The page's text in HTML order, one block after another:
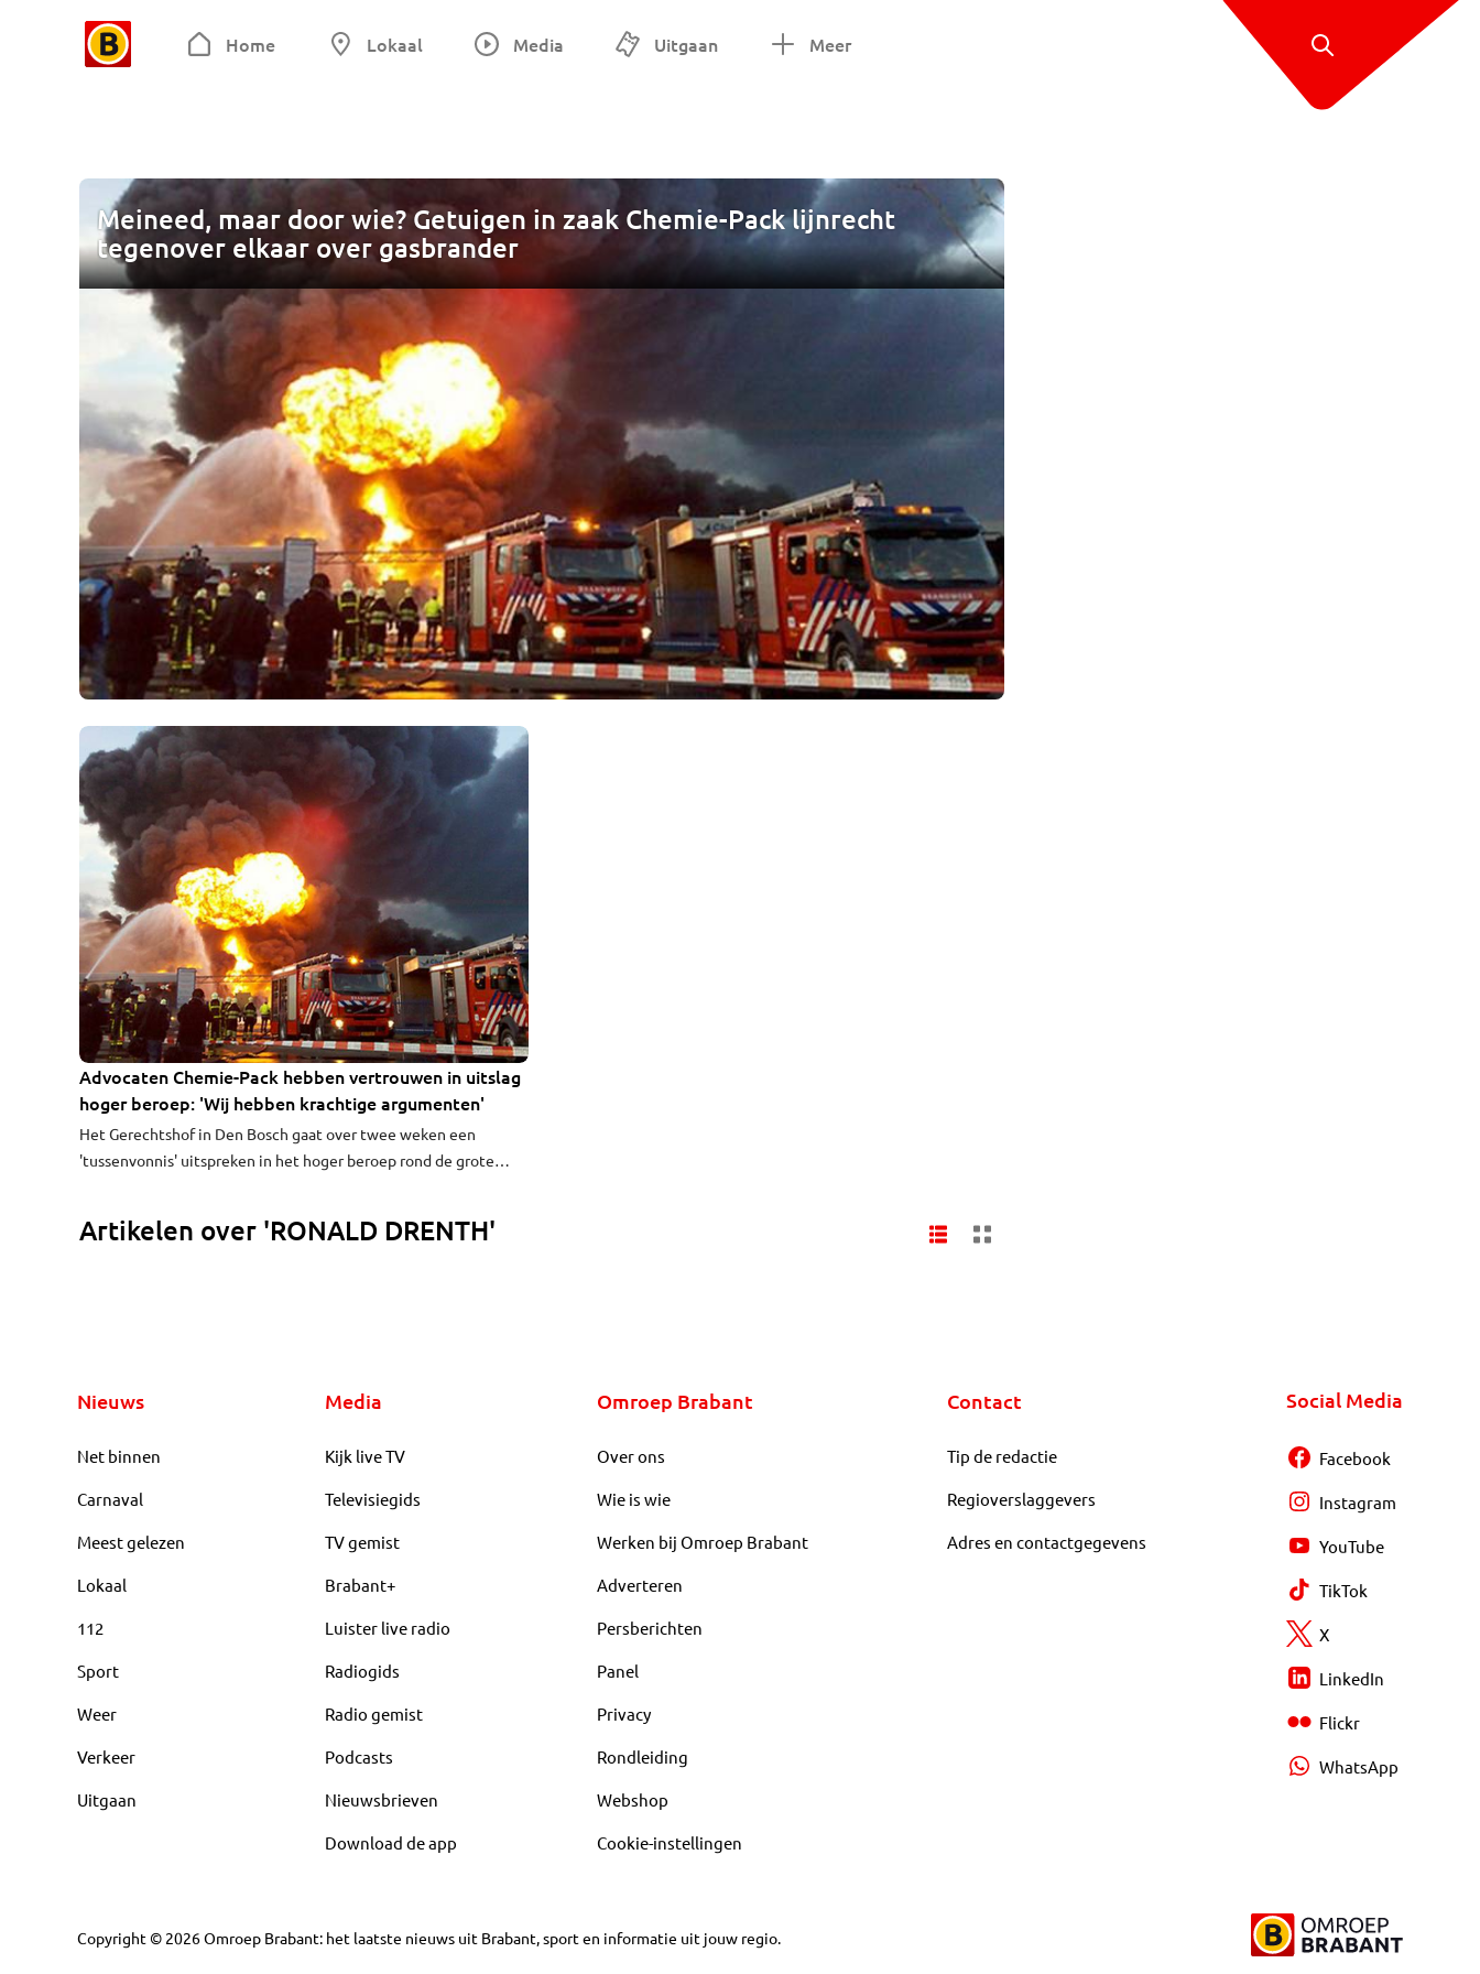
Home Lokaal Media Uitgaan Meer
Meineed, maar door wie? Getuigen in zaak Chemie-Pack lijnrecht
tegenover elkaar over gasbrander
Advocaten Chemie-Pack hebben vertrouwen in uitslag
hoger beroep: 'Wij hebben krachtige argumenten'
Het Gerechtshof in Den Bosch gaat over twee weken een
'tussenvonnis' uitspreken in het hoger beroep rond de grote
krachtige argumenten waarmee we duidelijk maken dat er grote
Artikelen over 'RONALD DRENTH'
Nieuws
Net binnen
Carnaval
Meest gelezen
Lokaal
112
Sport
Weer
Verkeer
Uitgaan
Media
Kijk live TV
Televisiegids
TV gemist
Brabant+
Luister live radio
Radiogids
Radio gemist
Podcasts
Nieuwsbrieven
Download de app
Omroep Brabant
Over ons
Wie is wie
Werken bij Omroep Brabant
Adverteren
Persberichten
Panel
Privacy
Rondleiding
Webshop
Cookie-instellingen
Contact
Tip de redactie
Regioverslaggevers
Adres en contactgegevens
Social Media
Facebook
Instagram
YouTube
TikTok
X
LinkedIn
Flickr
WhatsApp
Copyright © 2026Omroep Brabant: het laatste nieuws uit Brabant, sport en informatie uit jouw regio.